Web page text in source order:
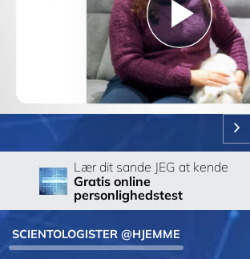
Play
Video
Lær dit sande JEG at kende
Gratis online
personlighedstest
SCIENTOLOGISTER @HJEMME